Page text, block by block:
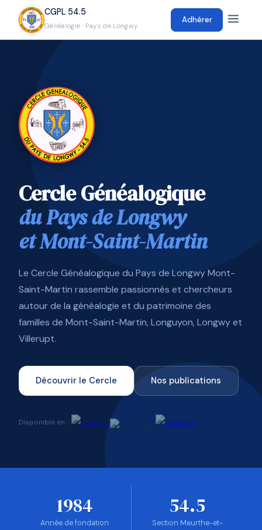
CGPL 54.5
Généalogie · Pays de Longwy
Adhérer
Cercle Généalogique
du Pays de Longwy
et Mont-Saint-Martin
Le Cercle Généalogique du Pays de Longwy Mont-
Saint-Martin rassemble passionnés et chercheurs
autour de la généalogie et du patrimoine des
familles de Mont-Saint-Martin, Longuyon, Longwy et
Villerupt.
Découvrir le Cercle Nos publications
Disponible en :
1984
Année de fondation
54.5
Section Meurthe-et-